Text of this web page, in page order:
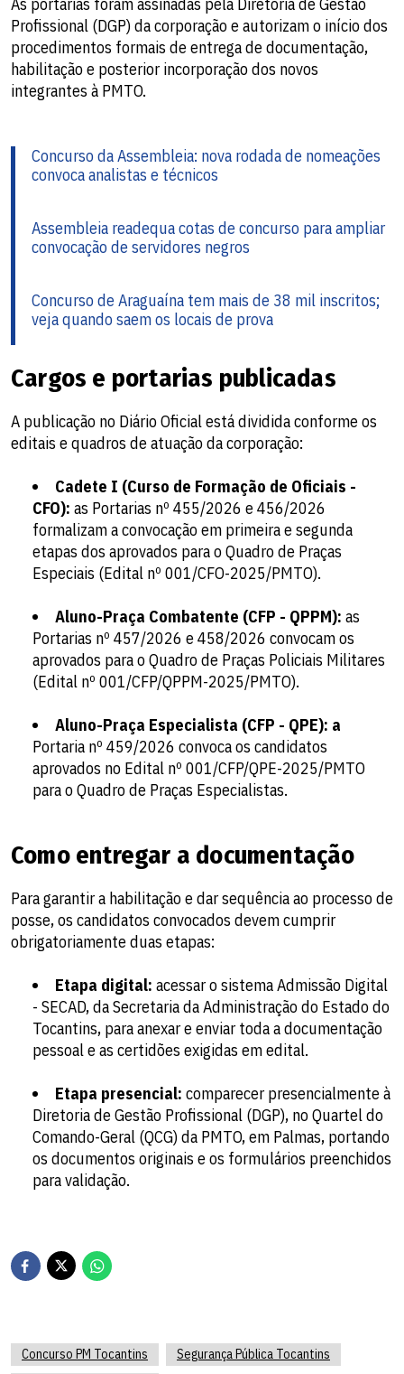
Profissional (DGP) da corporação e autorizam o início dos
procedimentos formais de entrega de documentação,
habilitação e posterior incorporação dos novos
integrantes à PMTO.
Concurso da Assembleia: nova rodada de nomeações
convoca analistas e técnicos
Assembleia readequa cotas de concurso para ampliar
convocação de servidores negros
Concurso de Araguaína tem mais de 38 mil inscritos;
veja quando saem os locais de prova
Cargos e portarias publicadas
A publicação no Diário Oficial está dividida conforme os
editais e quadros de atuação da corporação:
Cadete I (Curso de Formação de Oficiais -
CFO): as Portarias nº 455/2026 e 456/2026
formalizam a convocação em primeira e segunda
etapas dos aprovados para o Quadro de Praças
Especiais (Edital nº 001/CFO-2025/PMTO).
Aluno-Praça Combatente (CFP - QPPM): as
Portarias nº 457/2026 e 458/2026 convocam os
aprovados para o Quadro de Praças Policiais Militares
(Edital nº 001/CFP/QPPM-2025/PMTO).
Aluno-Praça Especialista (CFP - QPE): a
Portaria nº 459/2026 convoca os candidatos
aprovados no Edital nº 001/CFP/QPE-2025/PMTO
para o Quadro de Praças Especialistas.
Como entregar a documentação
Para garantir a habilitação e dar sequência ao processo de
posse, os candidatos convocados devem cumprir
obrigatoriamente duas etapas:
Etapa digital: acessar o sistema Admissão Digital
- SECAD, da Secretaria da Administração do Estado do
Tocantins, para anexar e enviar toda a documentação
pessoal e as certidões exigidas em edital.
Etapa presencial: comparecer presencialmente à
Diretoria de Gestão Profissional (DGP), no Quartel do
Comando-Geral (QCG) da PMTO, em Palmas, portando
os documentos originais e os formulários preenchidos
para validação.
Concurso PM Tocantins
Segurança Pública Tocantins